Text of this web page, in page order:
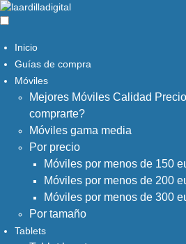
Inicio
Guías de compra
Móviles
Mejores Móviles Calidad
comprarte?
Móviles gama media
Por precio
Móviles por menos de 150
Móviles por menos de 200
Móviles por menos de 300
Por tamaño
Tablets